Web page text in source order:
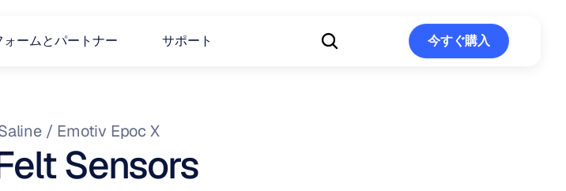
ォームとパートナー サポート
今すぐ購入
/ Emotiv Epoc X
Sensors